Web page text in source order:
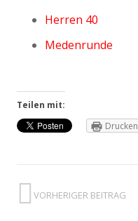
Herren 40
Medenrunde
Teilen mit:
Drucken
VORHERIGER BEITRAG